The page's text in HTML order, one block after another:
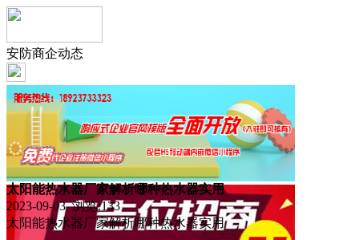
安防商企动态
太阳能热水器厂家解析哪种热水器实用
2023-09-03 浏览:133
太阳能热水器厂家解析哪种热水器实用